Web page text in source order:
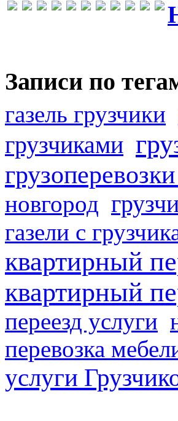
Записи по
газель грузчики
грузчиками
новгород
газели с
квартирный
квартирный
переезд услуги
перевозка
услуги